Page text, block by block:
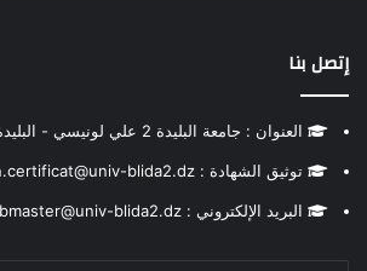
إتصل بنا
العنوان : جامعة البليدة 2 علي لونيسي - البليدة - الجزائر
توثيق الشهادة : authentification.certificat@univ-blida2.dz
البريد الإلكتروني : webmaster@univ-blida2.dz